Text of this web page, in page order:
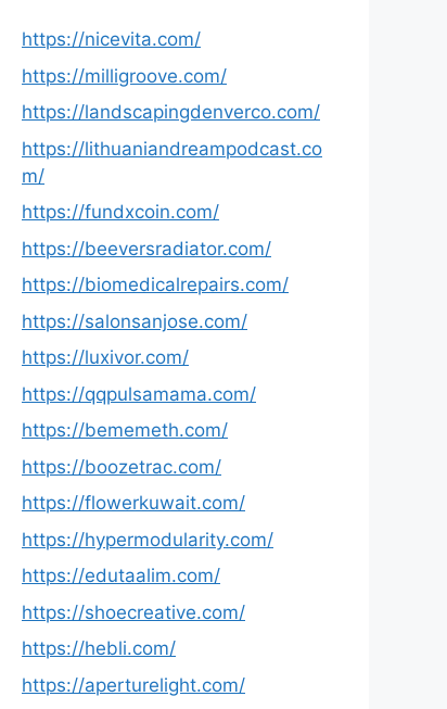
https://nicevita.com/
https://milligroove.com/
https://landscapingdenverco.com/
https://lithuaniandreampodcast.co
m/
https://fundxcoin.com/
https://beeversradiator.com/
https://biomedicalrepairs.com/
https://salonsanjose.com/
https://luxivor.com/
https://qqpulsamama.com/
https://bememeth.com/
https://boozetrac.com/
https://flowerkuwait.com/
https://hypermodularity.com/
https://edutaalim.com/
https://shoecreative.com/
https://hebli.com/
https://aperturelight.com/